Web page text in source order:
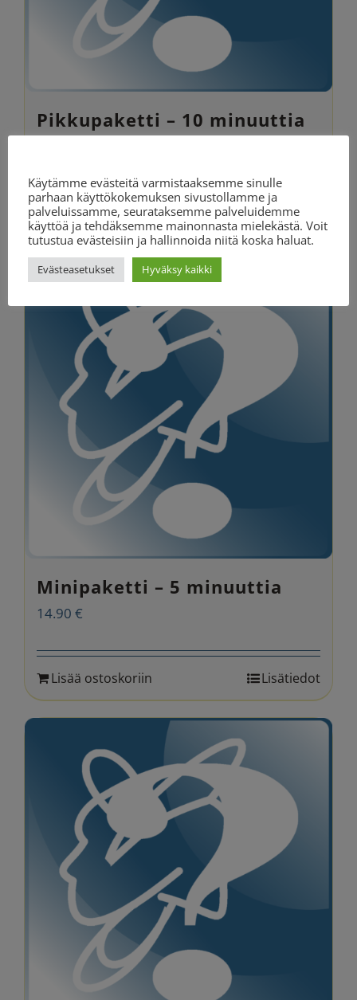
Pikkupaketti – 10 minuuttia
Lisää ostoskoriin Lisätiedot
Minipaketti – 5 minuuttia
14.90 €
Lisää ostoskoriin Lisätiedot
Käytämme evästeitä varmistaaksemme sinulle
parhaan käyttökokemuksen sivustollamme ja
palveluissamme, seurataksemme palveluidemme
käyttöä ja tehdäksemme mainonnasta mielekästä. Voit
tutustua evästeisiin ja hallinnoida niitä koska haluat.
Evästeasetukset Hyväksy kaikki